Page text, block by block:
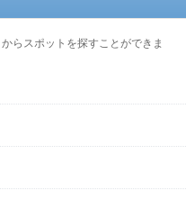
らスポットを探すことができま